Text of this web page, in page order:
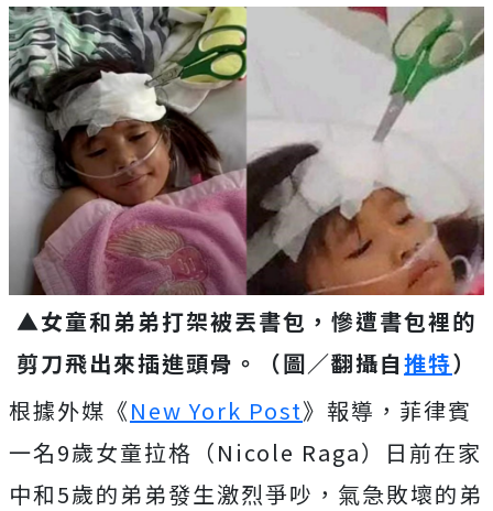
▲女童和弟弟打架被丟書包，慘遭書包裡的
剪刀飛出來插進頭骨。（圖／翻攝自推特）
根據外媒《New York Post》報導，菲律賓
一名9歲女童拉格（Nicole Raga）日前在家
中和5歲的弟弟發生激烈爭吵，氣急敗壞的弟